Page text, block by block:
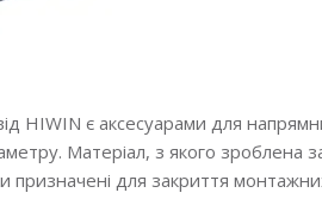
HIWIN є аксесуарами для
Матеріал, з якого зроблена
призначені для закриття